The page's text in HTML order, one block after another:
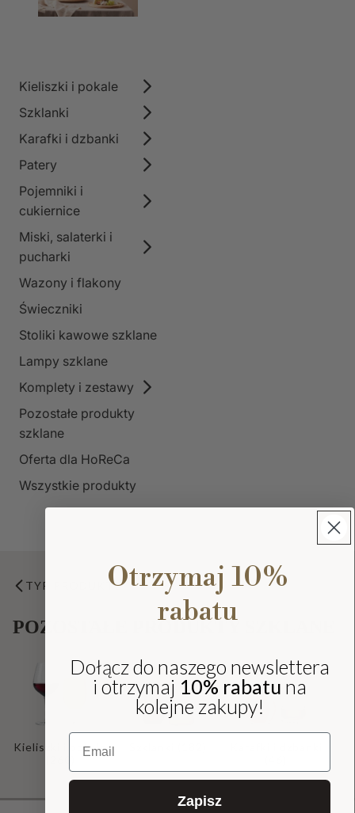
Kieliszki i pokale
Szklanki
Karafki i dzbanki
Patery
Pojemniki i
cukiernice
Miski, salaterki i
pucharki
Wazony i flakony
Świeczniki
Stoliki kawowe szklane
Lampy szklane
Komplety i zestawy
Pozostałe produkty
szklane
Oferta dla HoReCa
Wszystkie produkty
TYP PRODUKTU
POZOSTAŁE PRODUKTY SZKLANE
Kieliszki i pokale
Otrzymaj 10%
rabatu
Dołącz do naszego newslettera
i otrzymaj 10% rabatu na
kolejne zakupy!
Email
Zapisz